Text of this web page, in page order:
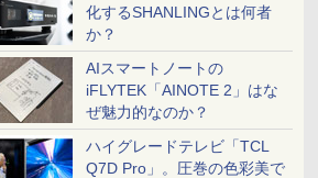
化するSHANLINGとは何者
か？
AIスマートノートの
iFLYTEK「AINOTE 2」はな
ぜ魅力的なのか？
ハイグレードテレビ「TCL
Q7D Pro」。圧巻の色彩美で